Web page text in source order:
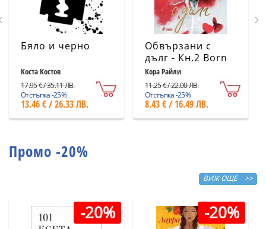
Бяло и черно
Коста Костов
17.95 € / 35.11 ЛВ.
Отстъпка -25%
13.46 € / 26.33 ЛВ.
Обвързани с
дълг - Кн.2 Born
in Blood Mafia
Chronicles
Кора Райли
11.25 € / 22.00 ЛВ.
Отстъпка -25%
8.43 € / 16.49 ЛВ.
Промо -20%
ВИЖ ОЩЕ >>
-20% -20%